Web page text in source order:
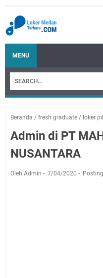
MENU
Beranda / fresh graduate / loker
Admin di PT
NUSANTARA
Oleh Admin 7/04/2020